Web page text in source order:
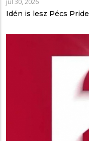
Idén is lesz Pécs Pride